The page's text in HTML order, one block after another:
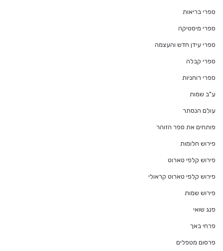
ספרי בריאות
ספרי מיסטיקה
ספרי עידן חדש והעצמה
ספרי קבלה
ספרי רוחניות
ע"ב שמות
עולם הנסתר
פותחים את ספר הזוהר
פירוש חלומות
פירוש קלפי טארוט
פירוש קלפי טארוט קראולי
פירוש שמות
פנג שואי
פרחי באך
פרסום מטפלים